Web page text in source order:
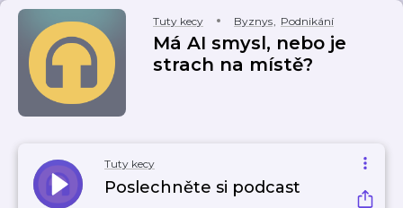
Tuty kecy Byznys, Podnikání
Má AI smysl, nebo je
strach na místě?
Tuty kecy
Poslechněte si podcast